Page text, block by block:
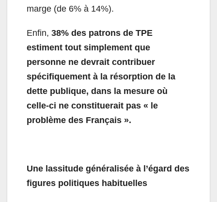
marge (de 6% à 14%).
Enfin, 38% des patrons de TPE
estiment tout simplement que
personne ne devrait contribuer
spécifiquement à la résorption de la
dette publique, dans la mesure où
celle-ci ne constituerait pas « le
problème des Français ».
Une lassitude généralisée à l’égard des
figures politiques habituelles